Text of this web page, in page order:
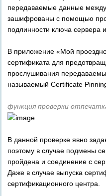
передаваемые данные
зашифрованы с помощью
подлинности ключа сервера
В приложение «Мой
сертификата для
прослушивания
называемый Certificate
функция проверки
В данной проверке явно
поэтому в случае подмены
пройдена и соединение с
Даже в случае выпуска
сертификационного центра.